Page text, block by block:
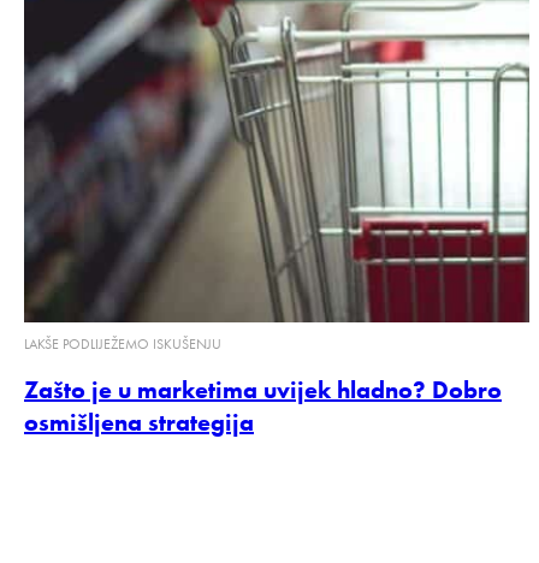
LAKŠE PODLIJEŽEMO ISKUŠENJU
Zašto je u marketima uvijek hladno? Dobro
osmišljena strategija